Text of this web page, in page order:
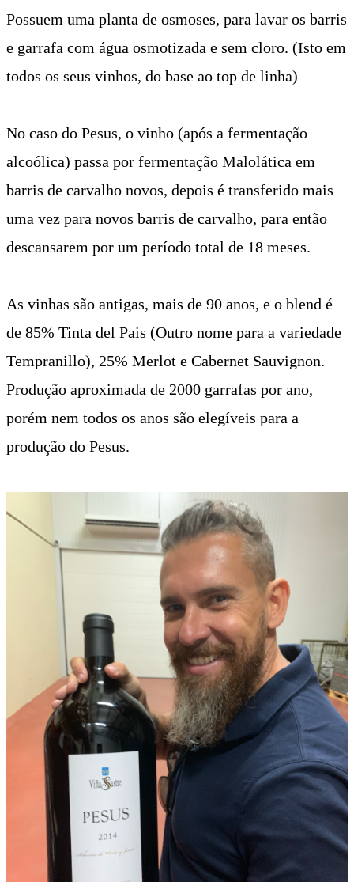
Possuem uma planta de osmoses, para lavar os barris
e garrafa com água osmotizada e sem cloro. (Isto em
todos os seus vinhos, do base ao top de linha)
No caso do Pesus, o vinho (após a fermentação
alcoólica) passa por fermentação Malolática em
barris de carvalho novos, depois é transferido mais
uma vez para novos barris de carvalho, para então
descansarem por um período total de 18 meses.
​As vinhas são antigas, mais de 90 anos, e o blend é
de 85% Tinta del Pais (Outro nome para a variedade
Tempranillo), 25% Merlot e Cabernet Sauvignon.
Produção aproximada de 2000 garrafas por ano,
porém nem todos os anos são elegíveis para a
produção do Pesus.